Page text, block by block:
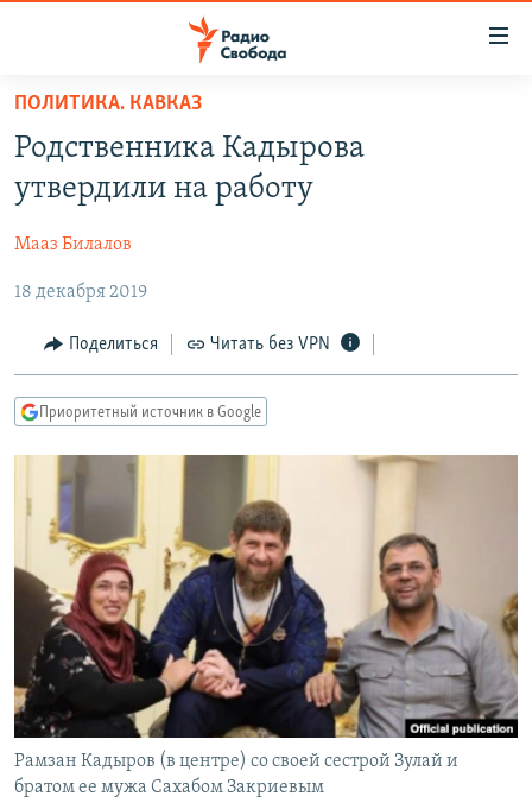
упрощенного
доступа
основному
Вернутся
главной
навигации
Вернутся
поиску
ПОДКАСТЫ
АВТОРСКИЕ ПРОЕКТЫ
ЦИТАТЫ СВОБОДЫ
МНЕНИЯ
КУЛЬТУРА
IDEL.РЕАЛИИ
КАВКАЗ.РЕАЛИИ
СЕВЕР.РЕАЛИИ
СИБИРЬ.РЕАЛИИ
РАСПИСАНИЕ ВЕЩАНИЯ
ПОДПИШИТЕСЬ НА РАССЫЛКУ
СОЦИАЛЬНЫЕ СЕТИ
ПОЛИТИКА. КАВКАЗ
Родственника Кадырова
утвердили на работу
Мааз Билалов
18 декабря 2019
Поделиться Читать без VPN
Приоритетный источник в Google
Рамзан Кадыров (в центре) со своей сестрой Зулай и
братом ее мужа Сахабом Закриевым